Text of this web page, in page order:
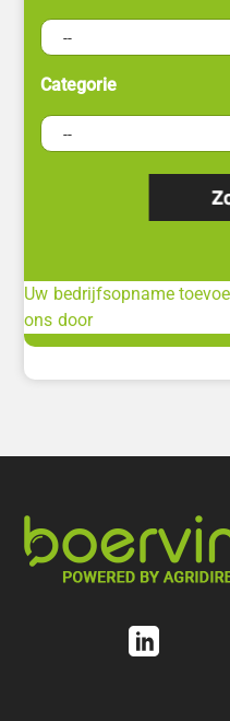
Categorie
Uw bedrijfsopname
ons door